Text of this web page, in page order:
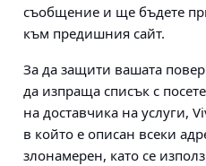
съобщение и ще бъдете
към предишния сайт.
За да защити вашата
да изпраща списък с
на доставчика на услуги,
в който е описан всеки
злонамерен, като се